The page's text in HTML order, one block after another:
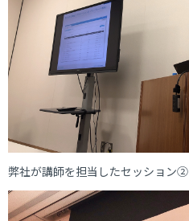
弊社が講師を担当したセッション②